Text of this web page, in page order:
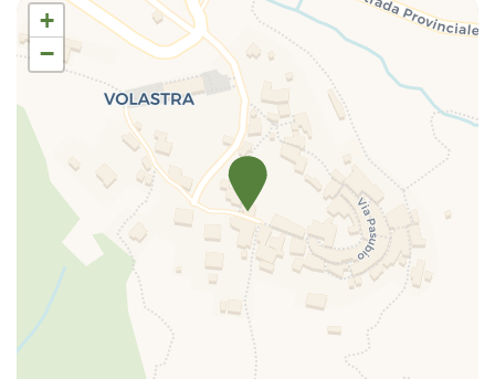
+
−